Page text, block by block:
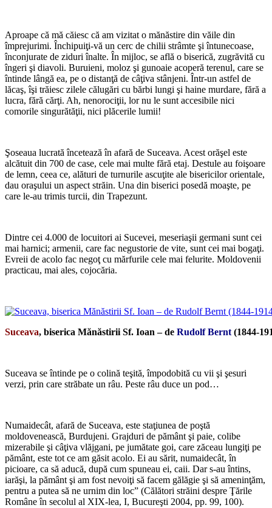
Aproape că mă căiesc că am vizitat o mănăstire din văile din
împrejurimi. Închipuiţi-vă un cerc de chilii strâmte şi întunecoase,
înconjurate de ziduri înalte. În mijloc, se află o biserică, zugrăvită cu
îngeri şi diavoli. Buruieni, moloz şi gunoaie acoperă terenul, care se
întinde lângă ea, pe o distanţă de câţiva stânjeni. Într-un astfel de
lăcaş, îşi trăiesc zilele călugări cu bărbi lungi şi haine murdare, fără a
lucra, fără cărţi. Ah, nenorociţii, lor nu le sunt accesibile nici
comorile singurătăţii, nici plăcerile lumii!
Şoseaua lucrată încetează în afară de Suceava. Acest orăşel este
alcătuit din 700 de case, cele mai multe fără etaj. Destule au foişoare
de lemn, ceea ce, alături de turnurile ascuţite ale bisericilor orientale,
dau oraşului un aspect străin. Una din biserici posedă moaşte, pe
care le-au trimis turcii, din Trapezunt.
Dintre cei 4.000 de locuitori ai Sucevei, meseriaşii germani sunt cei
mai harnici; armenii, care fac negustorie de vite, sunt cei mai bogaţi.
Evreii de acolo fac negoţ cu mărfurile cele mai felurite. Moldovenii
practicau, mai ales, cojocăria.
Suceava, biserica Mănăstirii Sf. Ioan – de Rudolf Bernt (1844-
Suceava se întinde pe o colină teşită, împodobită cu vii şi şesuri
verzi, prin care străbate un râu. Peste râu duce un pod…
Numaidecât, afară de Suceava, este staţiunea de poştă
moldovenească, Burdujeni. Grajduri de pământ şi paie, colibe
mizerabile şi câţiva vlăjgani, pe jumătate goi, care zăceau lungiţi pe
pământ, este tot ce am găsit acolo. Ei au sărit, numaidecât, în
picioare, ca să aducă, după cum spuneau ei, caii. Dar s-au întins,
iarăşi, la pământ şi am fost nevoiţi să facem gălăgie şi să ameninţăm,
pentru a putea să ne urnim din loc” (Călători străini despre Ţările
Române în secolul al XIX-lea, I, Bucureşti 2004, pp. 99, 100).